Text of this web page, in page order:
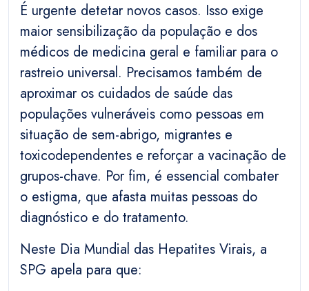
É urgente detetar novos casos. Isso exige
maior sensibilização da população e dos
médicos de medicina geral e familiar para o
rastreio universal. Precisamos também de
aproximar os cuidados de saúde das
populações vulneráveis como pessoas em
situação de sem-abrigo, migrantes e
toxicodependentes e reforçar a vacinação de
grupos-chave. Por fim, é essencial combater
o estigma, que afasta muitas pessoas do
diagnóstico e do tratamento.
Neste Dia Mundial das Hepatites Virais, a
SPG apela para que: